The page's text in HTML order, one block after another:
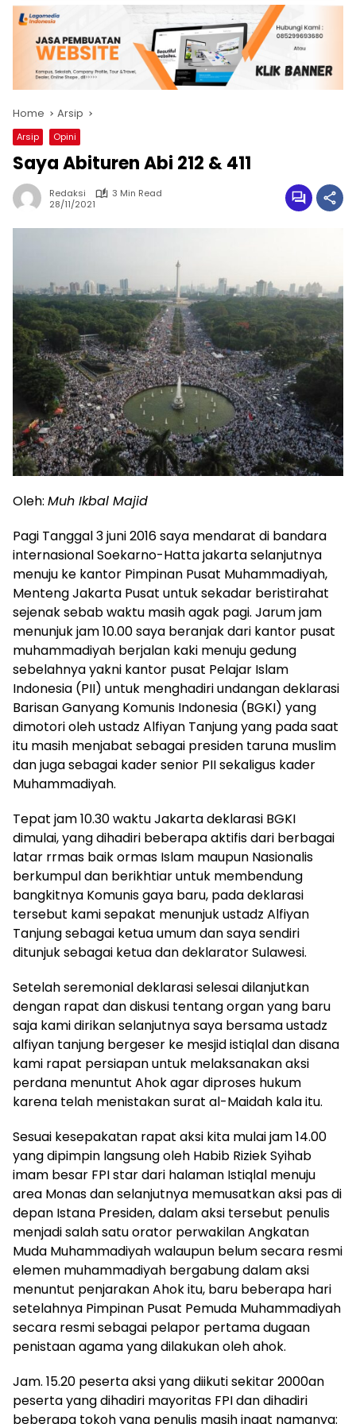
Home Arsip
Arsip Opini
Saya Abituren Abi 212 & 411
Redaksi
3 Min Read
28/11/2021
Oleh: Muh Ikbal Majid
Pagi Tanggal 3 juni 2016 saya mendarat di bandara
internasional Soekarno-Hatta jakarta selanjutnya
menuju ke kantor Pimpinan Pusat Muhammadiyah,
Menteng Jakarta Pusat untuk sekadar beristirahat
sejenak sebab waktu masih agak pagi. Jarum jam
menunjuk jam 10.00 saya beranjak dari kantor pusat
muhammadiyah berjalan kaki menuju gedung
sebelahnya yakni kantor pusat Pelajar Islam
Indonesia (PII) untuk menghadiri undangan deklarasi
Barisan Ganyang Komunis Indonesia (BGKI) yang
dimotori oleh ustadz Alfiyan Tanjung yang pada saat
itu masih menjabat sebagai presiden taruna muslim
dan juga sebagai kader senior PII sekaligus kader
Muhammadiyah.
Tepat jam 10.30 waktu Jakarta deklarasi BGKI
dimulai, yang dihadiri beberapa aktifis dari berbagai
latar rrmas baik ormas Islam maupun Nasionalis
berkumpul dan berikhtiar untuk membendung
bangkitnya Komunis gaya baru, pada deklarasi
tersebut kami sepakat menunjuk ustadz Alfiyan
Tanjung sebagai ketua umum dan saya sendiri
ditunjuk sebagai ketua dan deklarator Sulawesi.
Setelah seremonial deklarasi selesai dilanjutkan
dengan rapat dan diskusi tentang organ yang baru
saja kami dirikan selanjutnya saya bersama ustadz
alfiyan tanjung bergeser ke mesjid istiqlal dan disana
kami rapat persiapan untuk melaksanakan aksi
perdana menuntut Ahok agar diproses hukum
karena telah menistakan surat al-Maidah kala itu.
Sesuai kesepakatan rapat aksi kita mulai jam 14.00
yang dipimpin langsung oleh Habib Riziek Syihab
imam besar FPI star dari halaman Istiqlal menuju
area Monas dan selanjutnya memusatkan aksi pas di
depan Istana Presiden, dalam aksi tersebut penulis
menjadi salah satu orator perwakilan Angkatan
Muda Muhammadiyah walaupun belum secara resmi
elemen muhammadiyah bergabung dalam aksi
menuntut penjarakan Ahok itu, baru beberapa hari
setelahnya Pimpinan Pusat Pemuda Muhammadiyah
secara resmi sebagai pelapor pertama dugaan
penistaan agama yang dilakukan oleh ahok.
Jam. 15.20 peserta aksi yang diikuti sekitar 2000an
peserta yang dihadiri mayoritas FPI dan dihadiri
beberapa tokoh yang penulis masih ingat namanya: